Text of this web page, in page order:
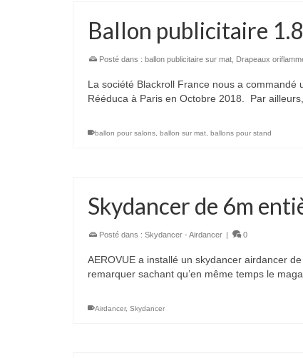
Ballon publicitaire
Posté dans : ballon publicitaire sur mat Drapeaux
La société Blackroll France nous a commandé
Rééduca à Paris en Octobre 2018. Par
ballon pour salons ballon sur mat ballons pour stand
Skydancer de 6m
Posté dans : Skydancer - Airdancer | 0
AEROVUE a installé un skydancer airdancer
remarquer sachant qu’en même temps le
Airdancer, Skydancer